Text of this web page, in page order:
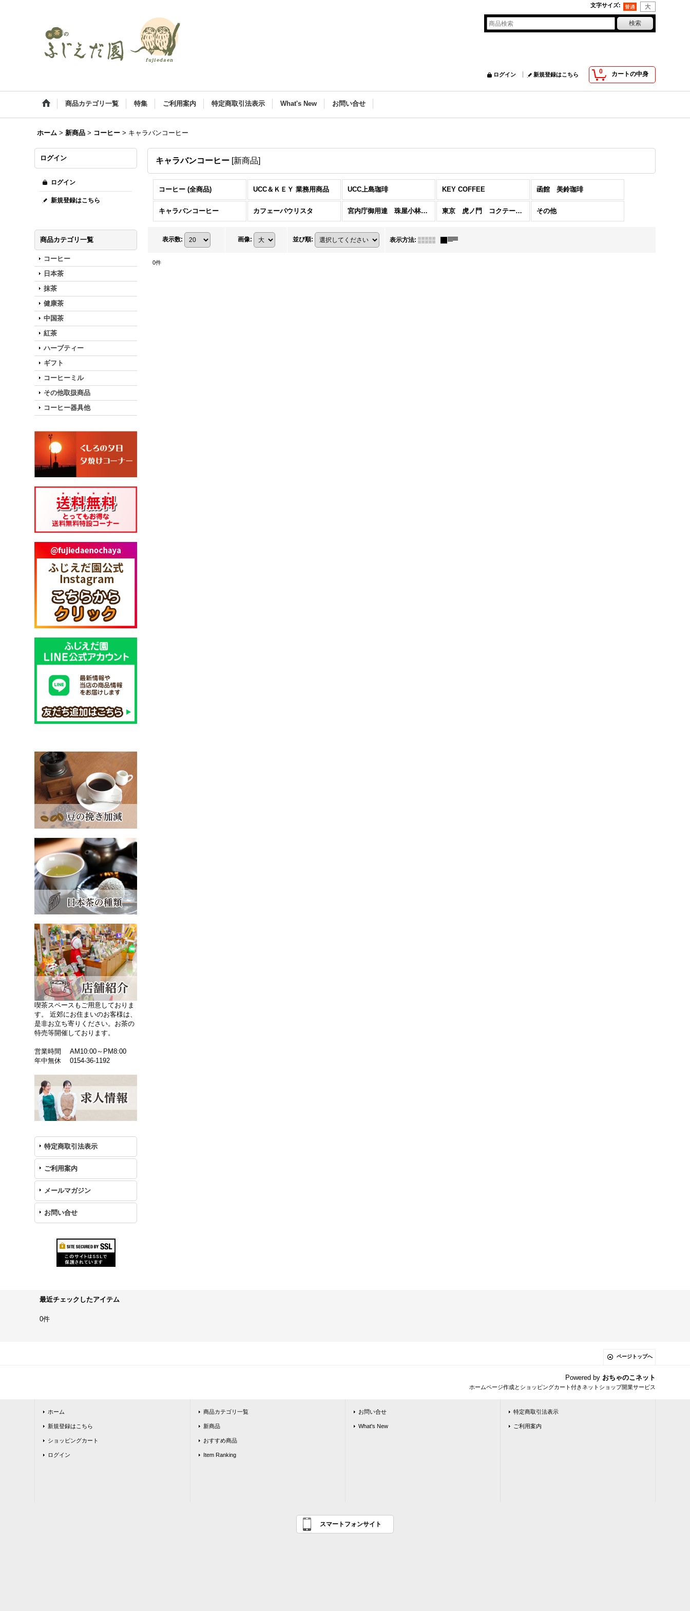
文字サイズ:
0 カートの中身
ログイン 新規登録はこちら
商品カテゴリ一覧 特集 ご利用案内 特定商取引法表示 What's New お問い合せ
ホーム > 新商品 > コーヒー > キャラバンコーヒー
ログイン
ログイン
新規登録はこちら
商品カテゴリ一覧
コーヒー
日本茶
抹茶
健康茶
中国茶
紅茶
ハーブティー
ギフト
コーヒーミル
その他取扱商品
コーヒー器具他
喫茶スペースもご用意しておりま
す。 近郊にお住まいのお客様は、
是非お立ち寄りください。お茶の
特売等開催しております。
営業時間 AM10:00～PM8:00
年中無休 0154-36-1192
特定商取引法表示
ご利用案内
メールマガジン
お問い合せ
キャラバンコーヒー [新商品]
コーヒー (全商品) UCC＆ＫＥＹ 業務用商品 UCC上島珈琲 KEY COFFEE 函館 美鈴珈琲
キャラバンコーヒー カフェーパウリスタ 宮内庁御用達 珠屋小林珈琲 東京 虎ノ門 コクテール堂 その他
表示数: 画像: 並び順: 表示方法:
0件
最近チェックしたアイテム
0件
ページトップへ
Powered by おちゃのこネット
ホームページ作成とショッピングカート付きネットショップ開業サービス
ホーム
新規登録はこちら
ショッピングカート
ログイン
商品カテゴリ一覧
新商品
おすすめ商品
Item Ranking
お問い合せ
What's New
特定商取引法表示
ご利用案内
スマートフォンサイト